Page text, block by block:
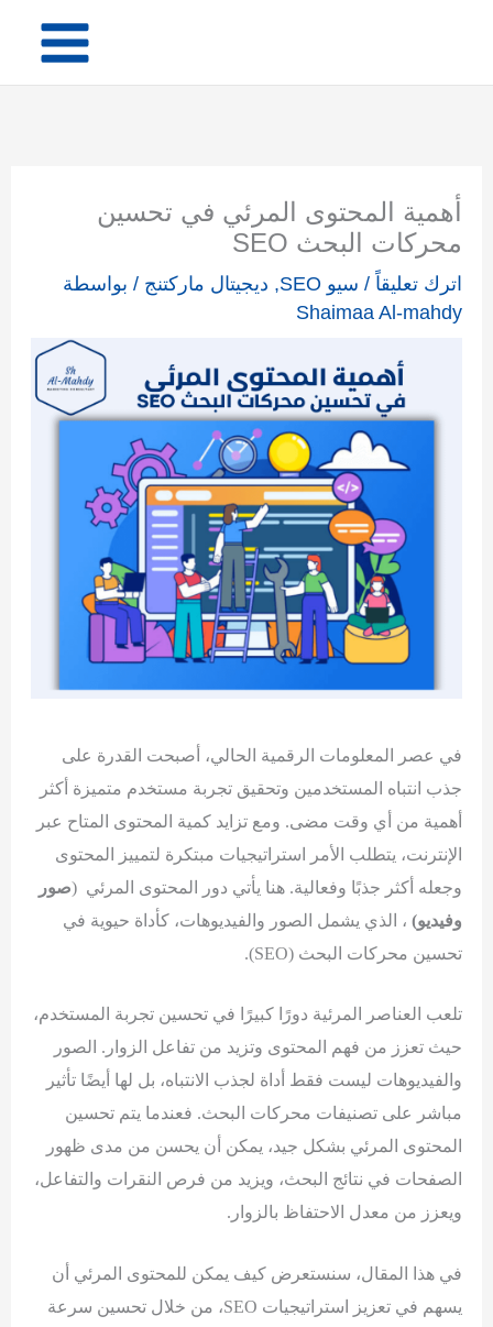
المحتوى
أهمية المحتوى المرئي في تحسين
محركات البحث SEO
اترك تعليقاً / سيو SEO , ديجيتال ماركتنج / بواسطة
Shaimaa Al-mahdy
في عصر المعلومات الرقمية الحالي، أصبحت القدرة على
جذب انتباه المستخدمين وتحقيق تجربة مستخدم متميزة أكثر
أهمية من أي وقت مضى. ومع تزايد كمية المحتوى المتاح عبر
الإنترنت، يتطلب الأمر استراتيجيات مبتكرة لتمييز المحتوى
وجعله أكثر جذبًا وفعالية. هنا يأتي دور المحتوى المرئي (صور
وفيديو) ، الذي يشمل الصور والفيديوهات، كأداة حيوية في
تحسين محركات البحث (SEO).
تلعب العناصر المرئية دورًا كبيرًا في تحسين تجربة المستخدم،
حيث تعزز من فهم المحتوى وتزيد من تفاعل الزوار. الصور
والفيديوهات ليست فقط أداة لجذب الانتباه، بل لها أيضًا تأثير
مباشر على تصنيفات محركات البحث. فعندما يتم تحسين
المحتوى المرئي بشكل جيد، يمكن أن يحسن من مدى ظهور
الصفحات في نتائج البحث، ويزيد من فرص النقرات والتفاعل،
ويعزز من معدل الاحتفاظ بالزوار.
في هذا المقال، سنستعرض كيف يمكن للمحتوى المرئي أن
يسهم في تعزيز استراتيجيات SEO، من خلال تحسين سرعة